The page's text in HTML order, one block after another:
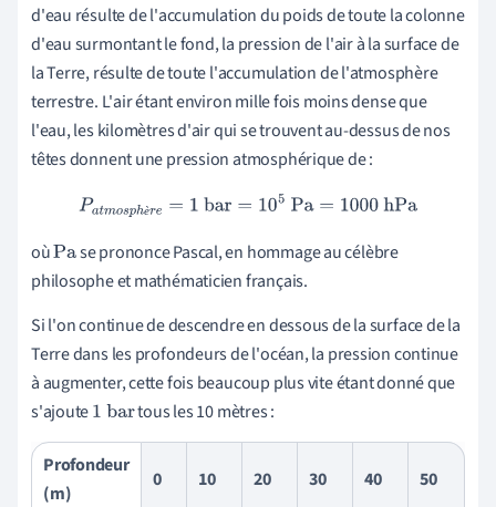
d'eau résulte de l'accumulation du poids de toute la colonne
d'eau surmontant le fond, la pression de l'air à la surface de
la Terre, résulte de toute l'accumulation de l'atmosphère
terrestre. L'air étant environ mille fois moins dense que
l'eau, les kilomètres d'air qui se trouvent au-dessus de nos
têtes donnent une pression atmosphérique de :
è
Patmos ph èr e=1bar =105 Pa= 1000hPa
oùPa se prononce Pascal, en hommage au célèbre
philosophe et mathématicien français.
Si l'on continue de descendre en dessous de la surface de la
Terre dans les profondeurs de l'océan, la pression continue
à augmenter, cette fois beaucoup plus vite étant donné que
s'ajoute1bar tous les 10 mètres :
Profondeur
(m)
0 10 20 30 40 50